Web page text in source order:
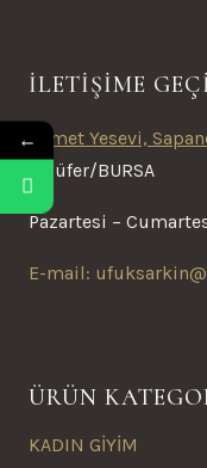
İLETİŞİME
Ahmet Yesevi,
Nilüfer/BURSA
Pazartesi –
E-mail:
ÜRÜN
KADIN GİYİM
←